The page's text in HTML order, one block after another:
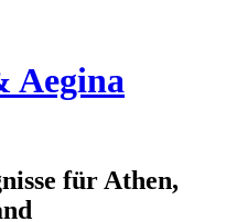
Aegina
für Athen,